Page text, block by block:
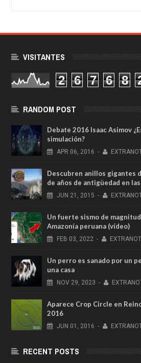
VISITANTES
2 6 7 6 8
RANDOM POST
Debate 2016 Isaac Asimov
simulación?
APR 06, 2016 -
Descubren anillos gigantes
de años de antigüedad en
JUN 21, 2015 -
Un fuerte sismo de
Amazonía peruana (vídeo)
FEB 03, 2022 -
Un perro es sanado por un
una casa
NOV 29, 2023 -
Aparece Crop Circle en
2016
JUN 01, 2016 -
RECENT POSTS